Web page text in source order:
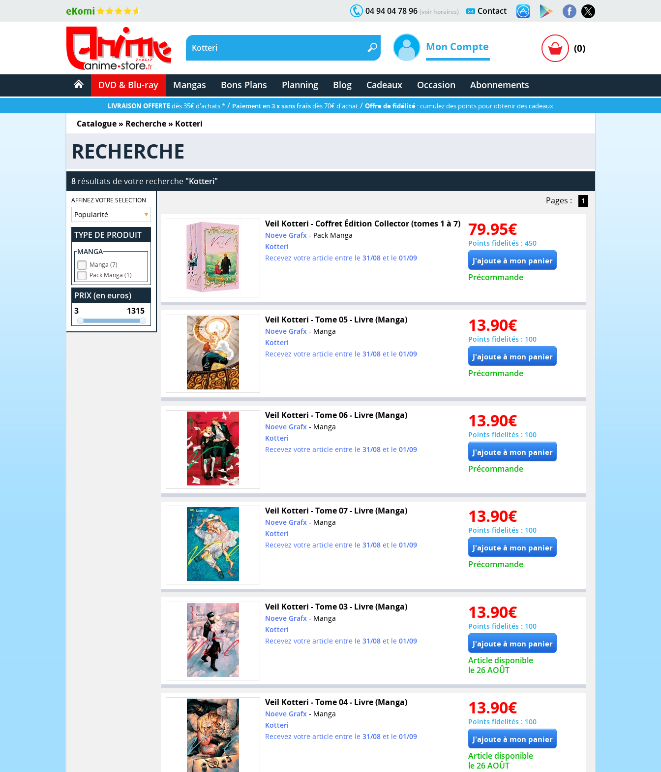
Contact
04 94 04 78 96 (voir horaires)
Mon Compte (0)
DVD & Blu-ray Mangas Bons Plans Planning Blog Cadeaux Occasion Abonnements
LIVRAISON OFFERTEdès 35€ d'achats * / Paiement en 3 x sans fraisdès 70€ d'achat / Offre de fidélité : cumulez des points pour obtenir des cadeaux
Catalogue» Recherche » Kotteri
RECHERCHE
8résultats de votre recherche "Kotteri"
AFFINEZ VOTRE SELECTION
TYPE DE PRODUIT
MANGA
Manga (7)
Pack Manga (1)
PRIX (en euros)
Pages : 1
Veil Kotteri - Coffret Édition Collector (tomes 1 à 7)
Noeve Grafx- Pack Manga
Kotteri
Recevez votre article entre le 31/08et le 01/09
79.95€
Points fidelités : 450
Précommande
Veil Kotteri - Tome 05 - Livre (Manga)
Noeve Grafx - Manga
Kotteri
Recevez votre article entre le 31/08et le 01/09
13.90€
Points fidelités : 100
Précommande
Veil Kotteri - Tome 06 - Livre (Manga)
Noeve Grafx- Manga
Kotteri
Recevez votre article entre le 31/08et le 01/09
13.90€
Points fidelités : 100
Précommande
Veil Kotteri - Tome 07 - Livre (Manga)
Noeve Grafx- Manga
Kotteri
Recevez votre article entre le 31/08et le 01/09
13.90€
Points fidelités : 100
Précommande
Veil Kotteri - Tome 03 - Livre (Manga)
Noeve Grafx- Manga
Kotteri
Recevez votre article entre le 31/08et le 01/09
13.90€
Points fidelités : 100
Article disponible
le 26 AOÛT
Veil Kotteri - Tome 04 - Livre (Manga)
Noeve Grafx- Manga
Kotteri
Recevez votre article entre le 31/08et le 01/09
13.90€
Points fidelités : 100
Article disponible
le 26 AOÛT